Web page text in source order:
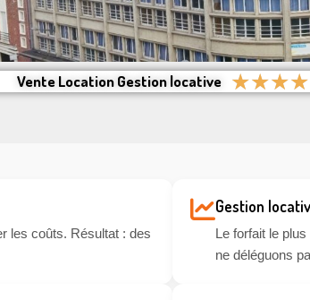
Vente Location Gestion locative ★★★★
les coûts. Résultat : des
Gestion
Le forfait le
ne déléguons